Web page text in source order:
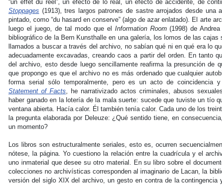
“un effet du réel”, un efecto de lo real, un efecto de accidente, de
Stoppages (1913), tres largos patrones de sastre arrojados desde una
pintado, como “du hasard en conserve” (algo de azar enlatado). El arte
luego el juego, de tal modo que el Information Room(1998) de
bibliográfico de la Bern Kunsthalle en una galería, los lomos de las
llamados a buscar a través del archivo, no sabían qué ni en qué era lo
adecuadamente excavadas, creando caos a partir del orden. En tanto
del archivo, esto desde luego sencillamente reafirma la presunción de
que propongo es que el archivo no es más ordenado que cualquier
forma serial sólo temporalmente, pero es un acto de coincidencia
Statement of Facts, he narrativizado actos criminales, abusos
haber ganado en la lotería de la mala suerte: sucede que tuviste un tío
ventana abierta. Hacía calor. Él también tenía calor. Cada uno de los
la pregunta elaborada por Deleuze: ¿Qué sentido tiene, en
un momento?
Los libros son estructuralmente seriales, esto es, ocurren
nótese, la página. Yo cuestiono la relación entre la cuadrícula y el
uno inmaterial que desee su otro material. En su libro sobre el
colecciones no archivísticas corresponden al imaginario de Lacan, la
versión del siglo XIX del archivo, un gesto en contra de la